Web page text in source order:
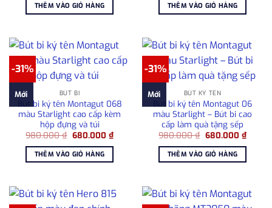
1.750.000 ₫.
1.500.000 ₫.
THÊM VÀO GIỎ HÀNG 715.000 ₫.
THÊM VÀO GIỎ HÀNG
-31%
Mới BÚT BI
Bút bi ký tên Montagut 068
màu Starlight cao cấp kèm
hộp đựng và túi
980.000₫ Giá
là:
980.000 ₫.
680.000 ₫Giá
hiện
680.000 ₫.
THÊM VÀO GIỎ HÀNG
-31%
Mới BÚT KÝ TÊN
Bút bi ký tên Montagut 06
màu Starlight – Bút bi cao
cấp làm quà tặng sếp
980.000₫ Giá
là:
980.000 ₫.
680.000 ₫Giá
hiện
THÊM VÀO GIỎ HÀNG